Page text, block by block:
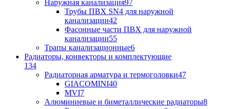
Наружная канализация97
Трубы ПВХ SN4 для наружной
канализации42
Фасонные части ПВХ для наружной
канализации55
Трапы канализационные6
Радиаторы, конвекторы и комплектующие
134
Радиаторная арматура и термоголовки47
GIACOMINI40
MVI7
Алюминиевые и биметаллические радиаторы8